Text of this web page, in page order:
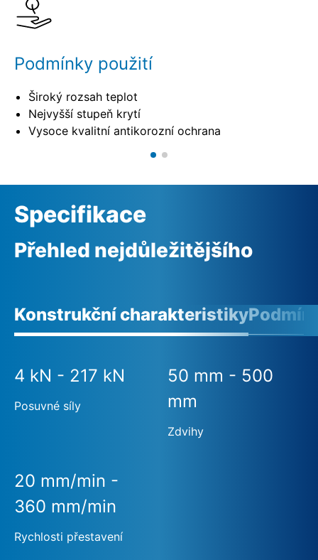
Kombinovatelné produkty
Podmínky použití
Široký rozsah teplot
Nejvyšší stupeň krytí
Vysoce kvalitní antikorozní ochrana
Specifikace
Přehled nejdůležitějšího
Konstrukční charakteristiky
4 kN - 217 kN
Posuvné síly
50 mm - 500
mm
Zdvihy
20 mm/min -
360 mm/min
Rychlosti přestavení